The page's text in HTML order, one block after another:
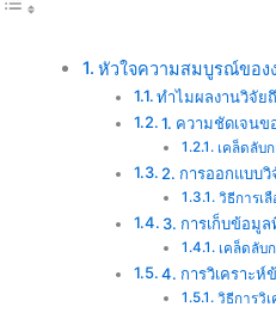
หัวใจความสมบูรณ์ของ
ทำไมผลงานวิจัย
1. ความชัดเจนข
เคล็ดลับ
2. การออกแบบ
วิธีการเ
3. การเก็บข้อมู
เคล็ดลับ
4. การวิเคราะห์
วิธีการวิ